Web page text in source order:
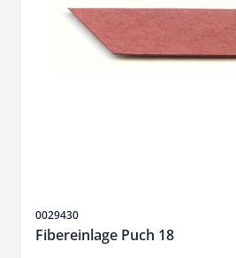
SKU
0029430
Fibereinlage Puch 18